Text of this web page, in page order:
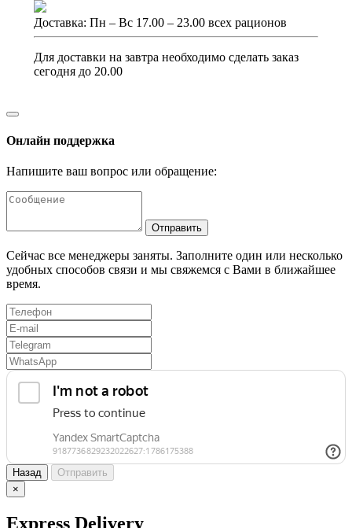
Доставка: Пн – Вс 17.00 – 23.00 всех рационов
Для доставки на завтра необходимо сделать заказ
сегодня до 20.00
Онлайн поддержка
Напишите ваш вопрос или обращение:
Отправить
Сейчас все менеджеры заняты. Заполните один или несколько
удобных способов связи и мы свяжемся с Вами в ближайшее
время.
Назад
Отправить
×
Express Delivery